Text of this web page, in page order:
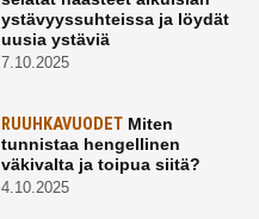
ystävyyssuhteissa ja löydät
uusia ystäviä
7.10.2025
RUUHKAVUODETMiten
tunnistaa hengellinen
väkivalta ja toipua siitä?
4.10.2025